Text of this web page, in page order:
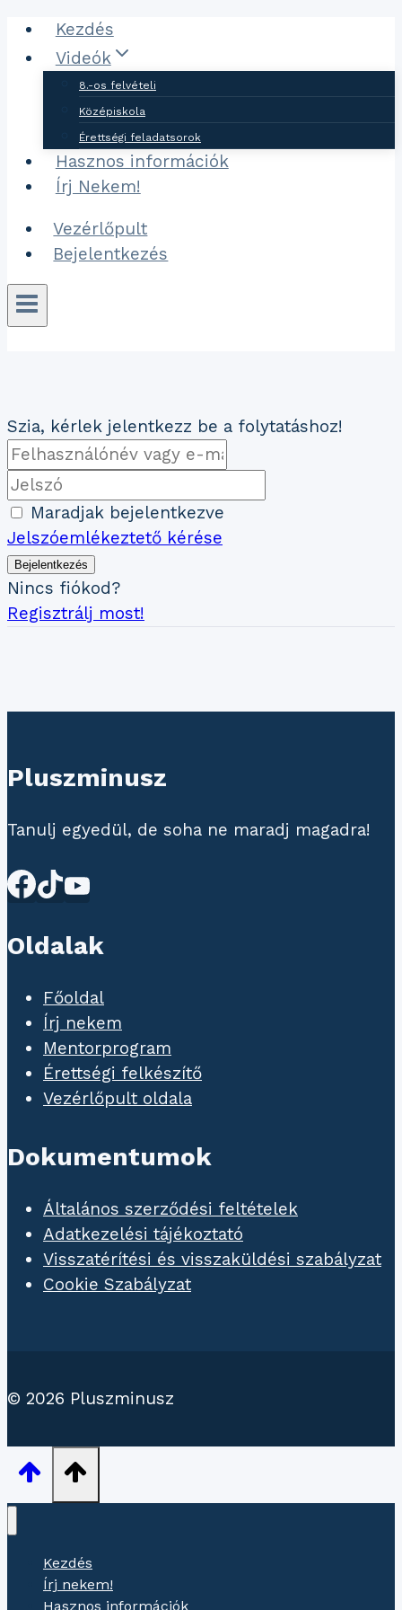
Ugrás
tartalomhoz
Kezdés
Videók
8.-os felvételi
Középiskola
Érettségi feladatsorok
Hasznos információk
Írj Nekem!
Vezérlőpult
Bejelentkezés
Szia, kérlek jelentkezz be a folytatáshoz!
Maradjak bejelentkezve
Jelszóemlékeztető kérése
Bejelentkezés
Nincs fiókod?
Regisztrálj most!
Pluszminusz
Tanulj egyedül, de soha ne maradj magadra!
Oldalak
Főoldal
Írj nekem
Mentorprogram
Érettségi felkészítő
Vezérlőpult oldala
Dokumentumok
Általános szerződési feltételek
Adatkezelési tájékoztató
Visszatérítési és visszaküldési szabályzat
Cookie Szabályzat
© 2026 Pluszminusz
Kezdés
Írj nekem!
Hasznos információk